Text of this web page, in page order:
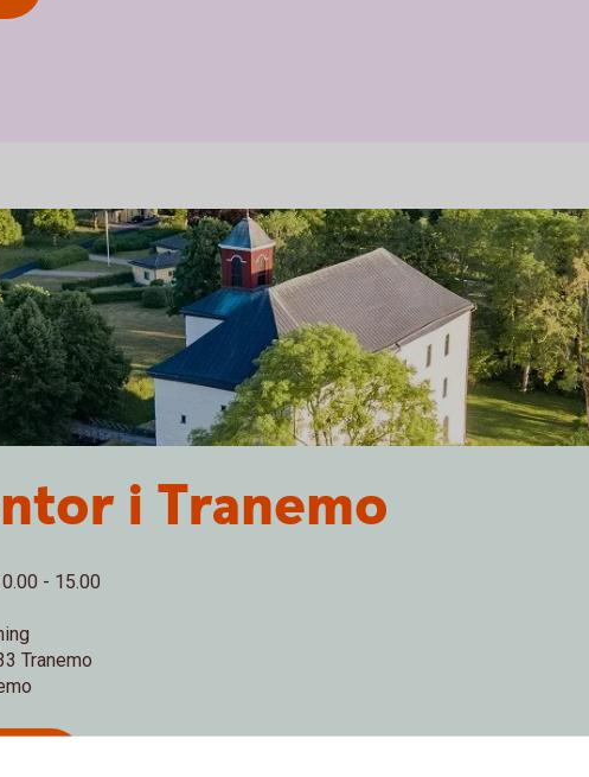
i Tranemo
- 15.00
Tranemo
00